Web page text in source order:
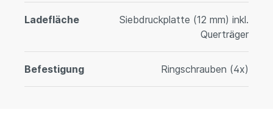
Ladefläche
Siebdruckplatte (12 mm) inkl.
Querträger
Befestigung Ringschrauben (4x)